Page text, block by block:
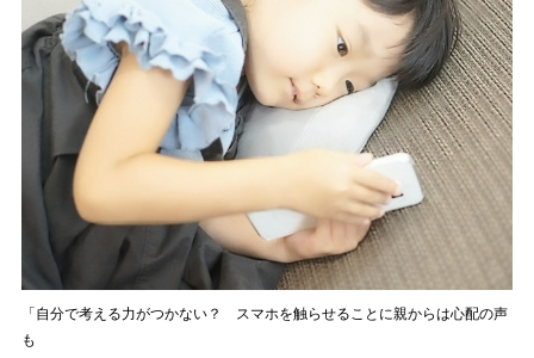
「自分で考える力がつかない？ スマホを触らせることに親からは心配の声
も